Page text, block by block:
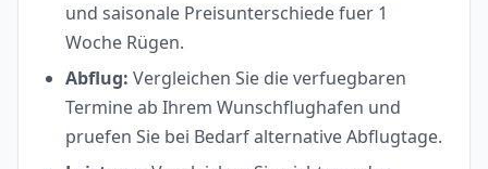
und saisonale Preisunterschiede fuer 1
Woche Rügen.
Abflug: Vergleichen Sie die verfuegbaren
Termine ab Ihrem Wunschflughafen und
pruefen Sie bei Bedarf alternative Abflugtage.